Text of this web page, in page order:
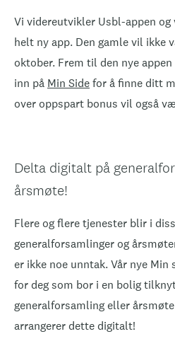
Vi videreutvikler Usbl-appen
helt ny app. Den gamle vil ikke
oktober. Frem til den nye
inn på Min Sidefor å finne ditt
over oppspart bonus vil også
Delta digitalt på
årsmøte!
Flere og flere tjenester blir i
generalforsamlinger og
er ikke noe unntak. Vår nye
for deg som bor i en bolig
generalforsamling eller
arrangerer dette digitalt!